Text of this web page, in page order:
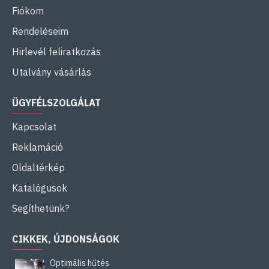
Fiókom
Rendeléseim
Hirlevél feliratkozás
Utalvány vásárlás
ÜGYFÉLSZOLGÁLAT
Kapcsolat
Reklamáció
Oldaltérkép
Katalógusok
Segíthetünk?
CIKKEK, ÚJDONSÁGOK
Optimális hűtés